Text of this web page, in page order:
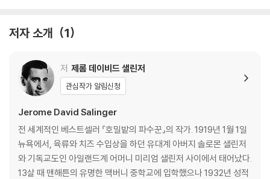
저자 소개 1
저 제롬 데이비드 샐린저
관심작가 알림신청
Jerome David Salinger
전 세계적인 베스트셀러 『호밀밭의 파수꾼』의 작가. 1919년 1월 1일
뉴욕에서, 육류와 치즈 수입상을 하던 유대계 아버지 솔로몬 샐린저
와 기독교도인 아일랜드계 어머니 미리엄 샐린저 사이에서 태어났다.
13살 때 맨해튼의 유명한 맥버니 중학교에 입학했으나 1932년 성적